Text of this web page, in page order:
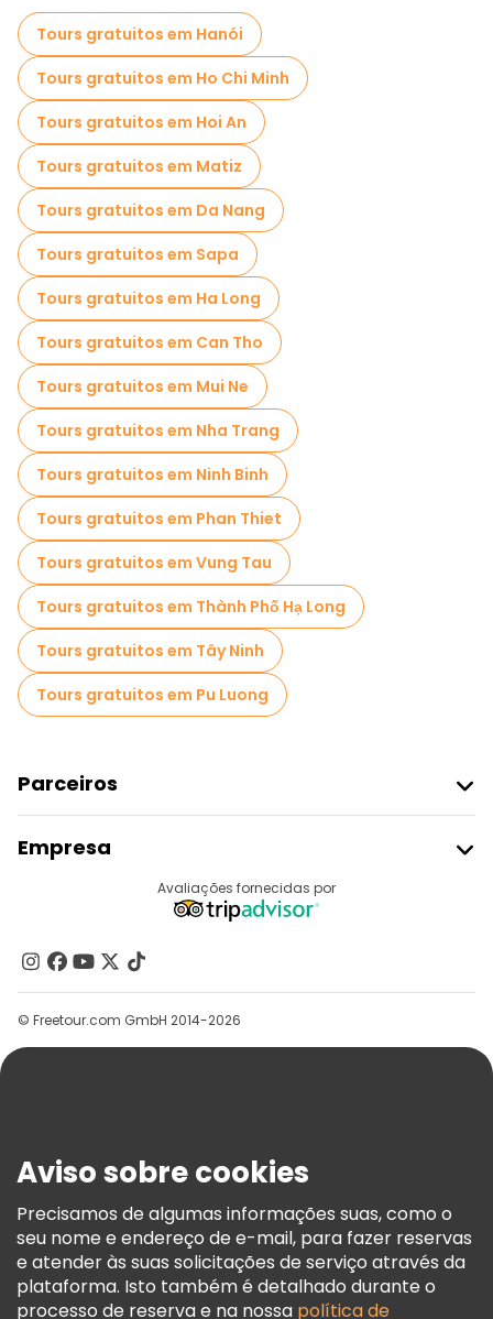
Visitas de degustação locais em Da Lat
Passeios gratuitos de um dia em Da Lat
Passeios de bicicleta em Da Lat
Tours gratuitos em Hanói
Tours gratuitos em Ho Chi Minh
Tours gratuitos em Hoi An
Tours gratuitos em Matiz
Tours gratuitos em Da Nang
Tours gratuitos em Sapa
Tours gratuitos em Ha Long
Tours gratuitos em Can Tho
Tours gratuitos em Mui Ne
Tours gratuitos em Nha Trang
Tours gratuitos em Ninh Binh
Tours gratuitos em Phan Thiet
Tours gratuitos em Vung Tau
Tours gratuitos em Thành Phố Hạ Long
Tours gratuitos em Tây Ninh
Tours gratuitos em Pu Luong
Parceiros
Registo Do Fornecedor
Programa De Afiliados
Empresa
Contacte-Nos
Grupos
Ajuda
Termos E Informações Legais
Política De Cookies
Freetour Prémios
Programa De Fidelidade
Avaliações fornecidas por
© Freetour.com GmbH 2014-2026
Aviso sobre cookies
Precisamos de algumas informações suas, como o
seu nome e endereço de e-mail, para fazer reservas
e atender às suas solicitações de serviço através da
plataforma. Isto também é detalhado durante o
processo de reserva e na nossa política de